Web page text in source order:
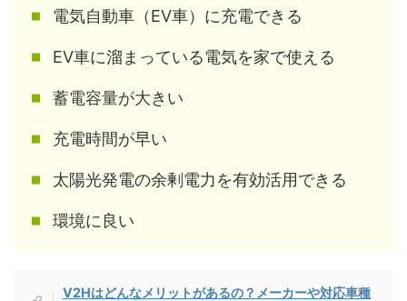
電気自動車（EV車）に充電できる
EV車に溜まっている電気を家で使える
蓄電容量が大きい
充電時間が早い
太陽光発電の余剰電力を有効活用できる
環境に良い
V2Hはどんなメリットがあるの？メーカーや対応車種